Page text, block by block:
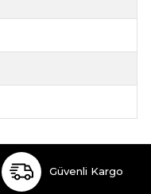
Güvenli Kargo